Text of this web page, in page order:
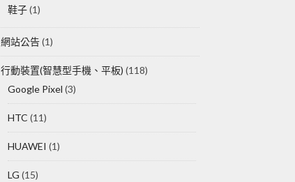
鞋子(1)
網站公告(1)
行動裝置(智慧型手機、平板) (118)
Google Pixel (3)
HTC (11)
HUAWEI (1)
LG (15)